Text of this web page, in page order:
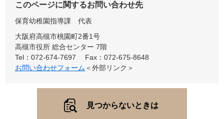
このページに関するお問い合わせ先
保育幼稚園指導課
代表
大阪府高槻市桃園町2番1号
高槻市役所 総合センター 7階
Tel：072-674-7697
Fax：072-675-8648
お問い合わせフォーム ＜外部リンク＞
見つからないときは